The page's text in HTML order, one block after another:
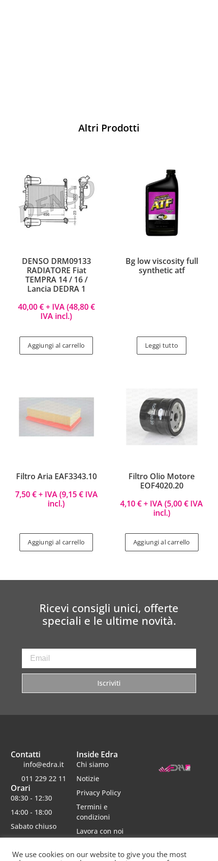
Altri Prodotti
DENSO DRM09133
RADIATORE Fiat
TEMPRA 14 / 16 /
Lancia DEDRA 1
40,00€+ IVA (48,80€
IVA incl.)
Aggiungi al carrello
Bg low viscosity full
synthetic atf
Leggi tutto
Filtro Aria EAF3343.10
7,50€+ IVA (9,15€IVA
incl.)
Aggiungi al carrello
Filtro Olio Motore
EOF4020.20
4,10€+ IVA (5,00€ IVA
incl.)
Aggiungi al carrello
Ricevi consigli unici, offerte
speciali e le ultime novità.
Iscriviti
Inside Edra
Chi siamo
Notizie
Privacy Policy
Termini e
condizioni
Lavora con noi
Contatti
info@edra.it
011 229 22 11
Orari
08:30 - 12:30
14:00 - 18:00
Sabato chiuso
We use cookies on our website to give you the most